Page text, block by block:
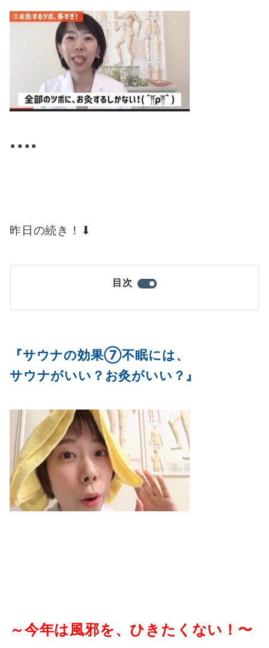
▪️▪️▪️▪️
昨日の続き！⬇︎
目次
『サウナの効果⑦不眠には、
サウナがいい？お灸がいい？』
～今年は風邪を、ひきたくない！〜